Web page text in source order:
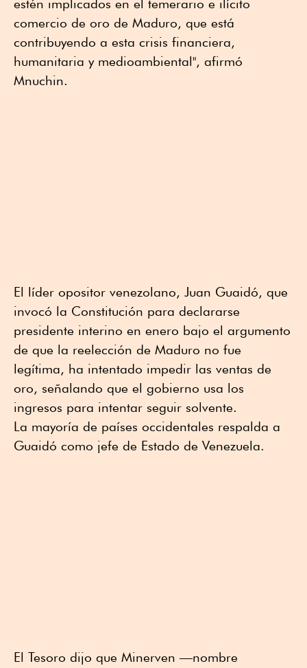
estén implicados en el temerario e ilícito
comercio de oro de Maduro, que está
contribuyendo a esta crisis financiera,
humanitaria y medioambiental", afirmó
Mnuchin.
El líder opositor venezolano, Juan Guaidó, que
invocó la Constitución para declararse
presidente interino en enero bajo el argumento
de que la reelección de Maduro no fue
legítima, ha intentado impedir las ventas de
oro, señalando que el gobierno usa los
ingresos para intentar seguir solvente.
La mayoría de países occidentales respalda a
Guaidó como jefe de Estado de Venezuela.
El Tesoro dijo que Minerven —nombre